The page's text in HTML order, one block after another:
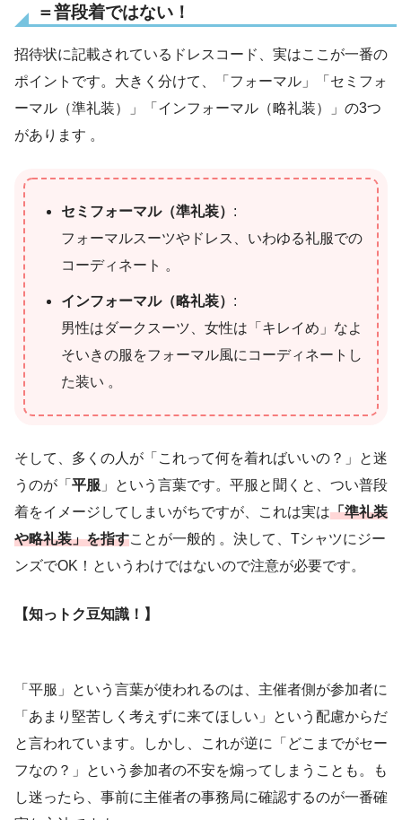
＝普段着ではない！
招待状に記載されているドレスコード、実はここが一番の
ポイントです。大きく分けて、「フォーマル」「セミフォ
ーマル（準礼装）」「インフォーマル（略礼装）」の3つ
があります 。
セミフォーマル（準礼装） :
フォーマルスーツやドレス、いわゆる礼服での
コーディネート 。
インフォーマル（略礼装） :
男性はダークスーツ、女性は「キレイめ」なよ
そいきの服をフォーマル風にコーディネートし
た装い 。
そして、多くの人が「これって何を着ればいいの？」と迷
うのが「 平服 」という言葉です。平服と聞くと、つい普段
着をイメージしてしまいがちですが、これは実は「準礼装
や略礼装」を指すことが一般的 。決して、Tシャツにジー
ンズでOK！というわけではないので注意が必要です。
【知っトク豆知識！】
「平服」という言葉が使われるのは、主催者側が参加者に
「あまり堅苦しく考えずに来てほしい」という配慮からだ
と言われています。しかし、これが逆に「どこまでがセー
フなの？」という参加者の不安を煽ってしまうことも。も
し迷ったら、事前に主催者の事務局に確認するのが一番確